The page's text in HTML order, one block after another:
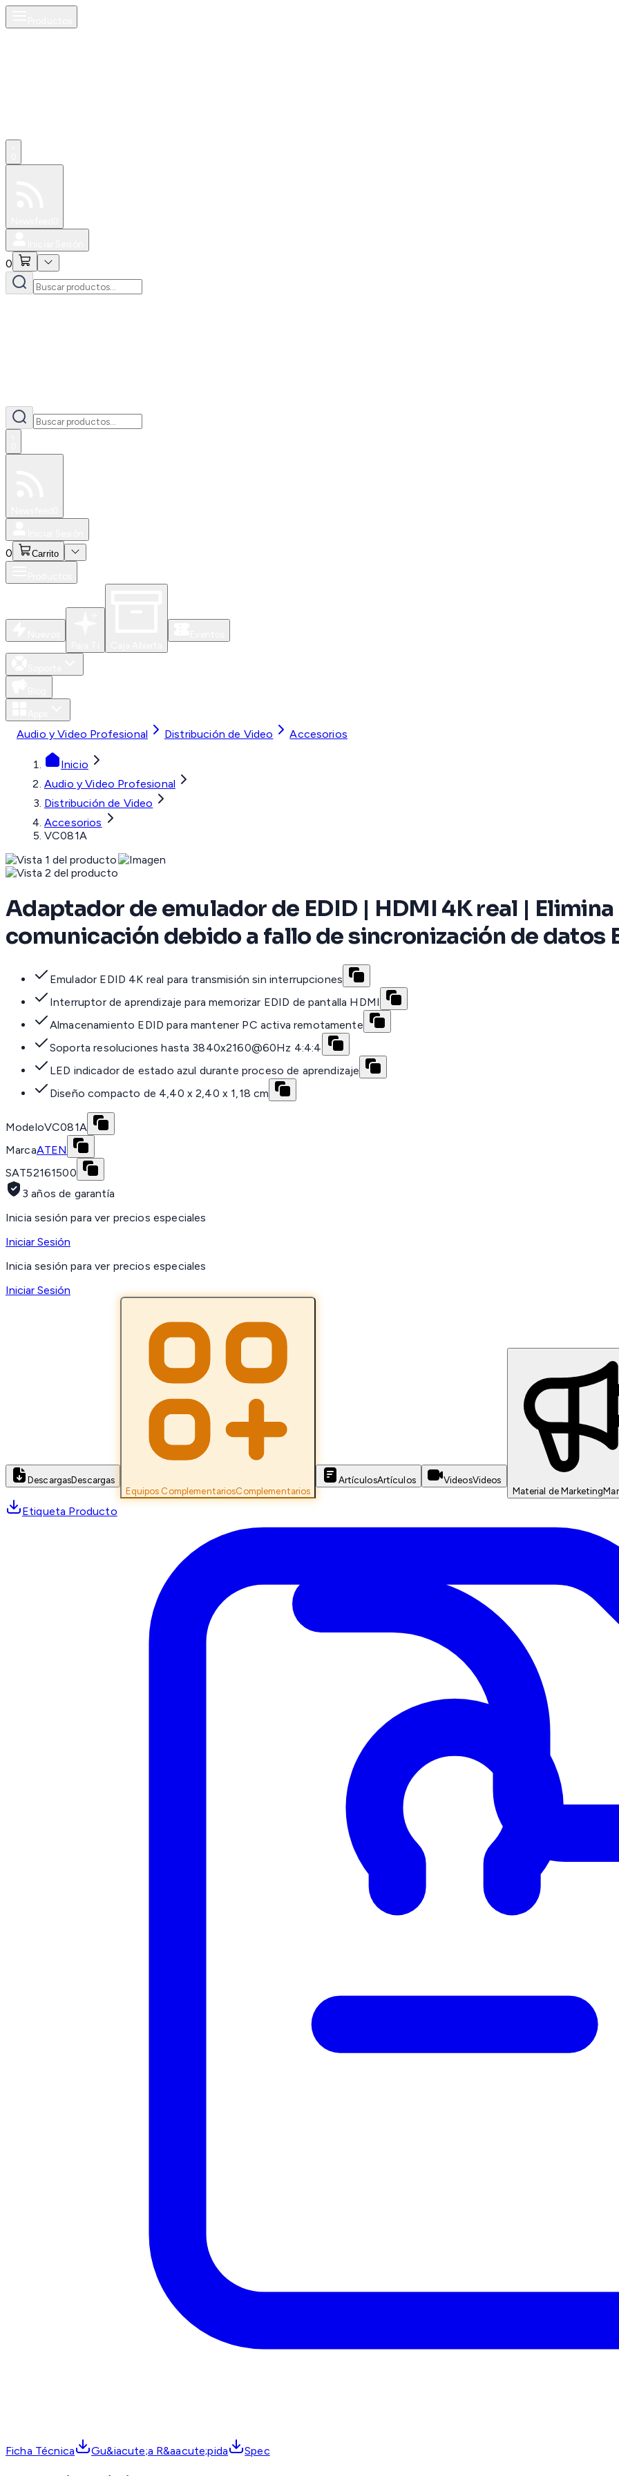
0
0 Carrito
Audio y Video Profesional Distribución de Video Accesorios
Inicio
Audio y Video Profesional
Distribución de Video
Accesorios
VC081A
Adaptador de emulador de EDID | HDMI 4K real |
comunicación debido a fallo de sincronización de datos
Emulador EDID 4K real para transmisión sin interrupciones
Interruptor de aprendizaje para memorizar EDID de pantalla HDMI
Almacenamiento EDID para mantener PC activa remotamente
Soporta resoluciones hasta 3840x2160@60Hz 4:4:4
LED indicador de estado azul durante proceso de aprendizaje
Diseño compacto de 4,40 x 2,40 x 1,18 cm
ModeloVC081A
MarcaATEN
SAT52161500
3 años de garantía
Inicia sesión para ver precios especiales
Iniciar Sesión
Inicia sesión para ver precios especiales
Iniciar Sesión
DescargasDescargas
Equipos ComplementariosComplementarios
ArtículosArtículos VideosVideos
Material de Marketing
Etiqueta Producto
Ficha Técnica Gu&iacute;a R&aacute;pida Spec